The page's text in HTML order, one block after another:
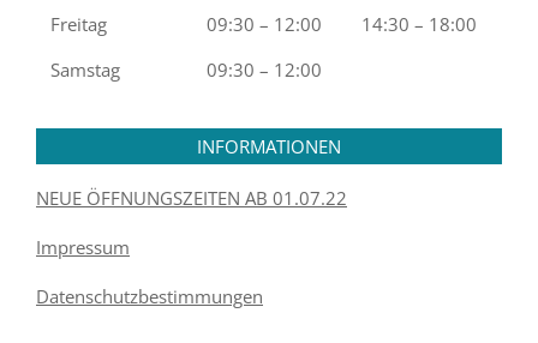
Freitag
09:30 – 12:00
14:30 – 18:00
Samstag
09:30 – 12:00
INFORMATIONEN
NEUE ÖFFNUNGSZEITEN AB 01.07.22
Impressum
Datenschutzbestimmungen